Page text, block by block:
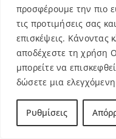
προσφέρουμε την πιο
τις προτιμήσεις σας
επισκέψεις. Κάνοντας
αποδέχεστε τη χρήση
μπορείτε να
δώσετε μια
Ρυθμίσεις
5,00€